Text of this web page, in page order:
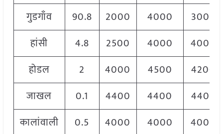
गुडगाँव
90.8 2000 4000
3000
हांसी
4.8 2500 4000
4000
होडल
2 4000 4500
4200
जाखल
0.1 4400 4400
4400
कालांवाली
0.5 4000 4000
4000